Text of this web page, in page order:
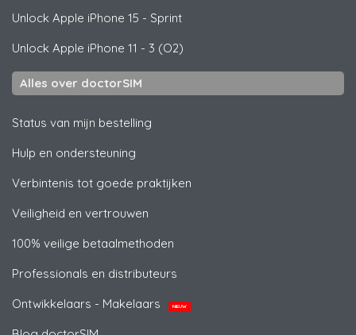
Unlock Apple iPhone 15 - Sprint
Unlock Apple iPhone 11 - 3 (O2)
Alles over doctorSIM
Status van mijn bestelling
Hulp en ondersteuning
Verbintenis tot goede praktijken
Veiligheid en vertrouwen
100% veilige betaalmethoden
Professionals en distributeurs
Ontwikkelaars - Makelaars
NIEUW